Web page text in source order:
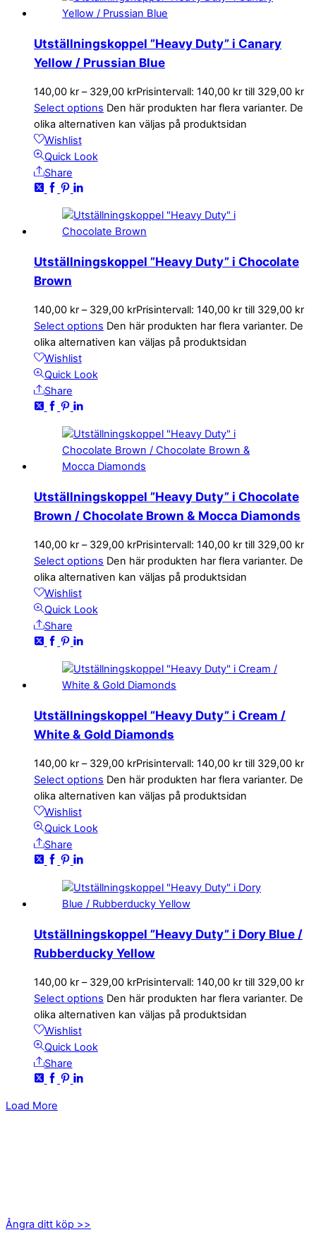
Utställningskoppel ”Heavy Duty” i Canary
Yellow / Prussian Blue
140,00 kr – 329,00 krPrisintervall: 140,00 kr till 329,00 kr
Select options Den här produkten har flera varianter. De
olika alternativen kan väljas på produktsidan
Wishlist
Quick Look
Share
Utställningskoppel ”Heavy Duty” i Chocolate
Brown
140,00 kr – 329,00 krPrisintervall: 140,00 kr till 329,00 kr
Select options Den här produkten har flera varianter. De
olika alternativen kan väljas på produktsidan
Wishlist
Quick Look
Share
Utställningskoppel ”Heavy Duty” i Chocolate
Brown / Chocolate Brown & Mocca Diamonds
140,00 kr – 329,00 krPrisintervall: 140,00 kr till 329,00 kr
Select options Den här produkten har flera varianter. De
olika alternativen kan väljas på produktsidan
Wishlist
Quick Look
Share
Utställningskoppel ”Heavy Duty” i Cream /
White & Gold Diamonds
140,00 kr – 329,00 krPrisintervall: 140,00 kr till 329,00 kr
Select options Den här produkten har flera varianter. De
olika alternativen kan väljas på produktsidan
Wishlist
Quick Look
Share
Utställningskoppel ”Heavy Duty” i Dory Blue /
Rubberducky Yellow
140,00 kr – 329,00 krPrisintervall: 140,00 kr till 329,00 kr
Select options Den här produkten har flera varianter. De
olika alternativen kan väljas på produktsidan
Wishlist
Quick Look
Share
Load More
Ångra ditt köp >>